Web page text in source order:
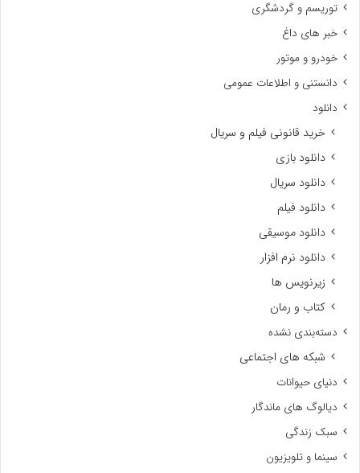
توریسم و گردشگری
خبر های داغ
خودرو و موتور
دانستنی و اطلاعات عمومی
دانلود
خرید قانونی فیلم و سریال
دانلود بازی
دانلود سریال
دانلود فیلم
دانلود موسیقی
دانلود نرم افزار
زیرنویس ها
کتاب و رمان
دسته‌بندی نشده
شبکه های اجتماعی
دنیای حیوانات
دیالوگ های ماندگار
سبک زندگی
سینما و تلویزیون